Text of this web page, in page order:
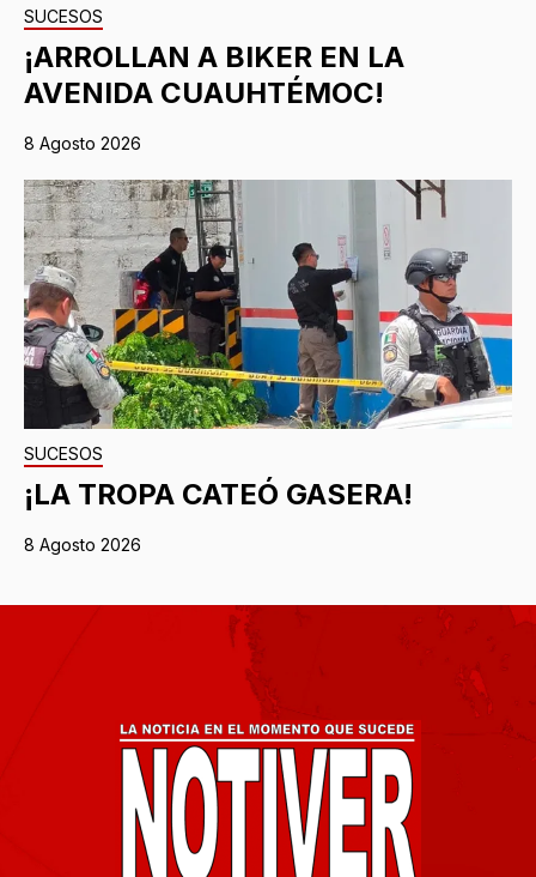
SUCESOS
¡ARROLLAN A BIKER EN LA
AVENIDA CUAUHTÉMOC!
8 Agosto 2026
SUCESOS
¡LA TROPA CATEÓ GASERA!
8 Agosto 2026